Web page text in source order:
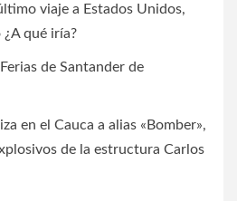
viaje a Estados Unidos,
qué iría?
de Santander de
en el Cauca a alias «Bomber»,
de la estructura Carlos